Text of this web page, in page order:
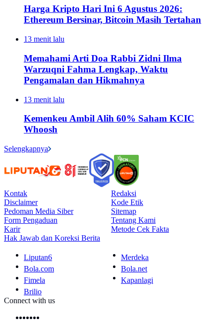
Harga Kripto Hari Ini 6 Agustus 2026:
Ethereum Bersinar, Bitcoin Masih Tertahan
13 menit lalu
Memahami Arti Doa Rabbi Zidni Ilma
Warzuqni Fahma Lengkap, Waktu
Pengamalan dan Hikmahnya
13 menit lalu
Kemenkeu Ambil Alih 60% Saham KCIC
Whoosh
Selengkapnya
Kontak
Redaksi
Disclaimer
Kode Etik
Pedoman Media Siber
Sitemap
Form Pengaduan
Tentang Kami
Karir
Metode Cek Fakta
Hak Jawab dan Koreksi Berita
Liputan6
Merdeka
Bola.com
Bola.net
Fimela
Kapanlagi
Brilio
Connect with us